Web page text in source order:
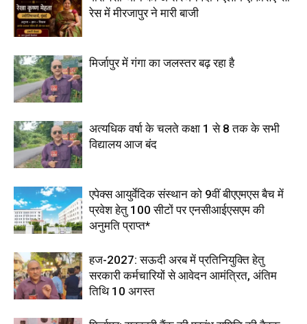
रेस में मीरजापुर ने मारी बाजी
मिर्जापुर में गंगा का जलस्तर बढ़ रहा है
अत्यधिक वर्षा के चलते कक्षा 1 से 8 तक के सभी
विद्यालय आज बंद
एपेक्स आयुर्वेदिक संस्थान को 9वीं बीएएमएस बैच में
प्रवेश हेतु 100 सीटों पर एनसीआईएसएम की
अनुमति प्राप्त*
हज-2027: सऊदी अरब में प्रतिनियुक्ति हेतु
सरकारी कर्मचारियों से आवेदन आमंत्रित, अंतिम
तिथि 10 अगस्त